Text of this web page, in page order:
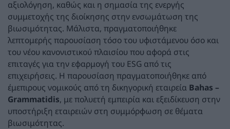
αξιολόγηση, καθώς και η σημασία της ενεργής
συμμετοχής της διοίκησης στην ενσωμάτωση της
βιωσιμότητας. Μάλιστα, πραγματοποιήθηκε
λεπτομερής παρουσίαση τόσο του υφιστάμενου όσο και
του νέου κανονιστικού πλαισίου που αφορά στις
επιταγές για την εφαρμογή του ESG από τις
επιχειρήσεις. Η παρουσίαση πραγματοποιήθηκε από
έμεπιρους νομικούς από τη δικηγορική εταιρεία Bahas –
Grammatidis, με πολυετή εμπειρία και εξειδίκευση στην
υποστήριξη εταιρειών στη συμμόρφωση σε θέματα
βιωσιμότητας.